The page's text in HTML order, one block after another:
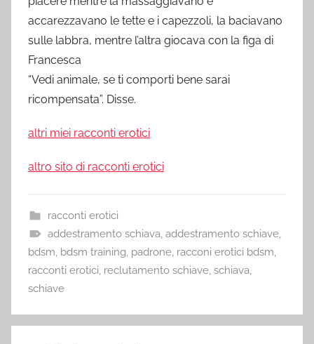
accarezzavano le tette e i capezzoli, la baciavano
sulle labbra, mentre l’altra giocava con la figa di
Francesca
“Vedi animale, se ti comporti bene sarai
ricompensata”. Disse.
altri miei racconti erotici
altro sito di racconti erotici
racconti erotici
addestramento schiava addestramento schiave,
bdsm bdsm training padrone racconi erotici bdsm
racconti erotici reclutamento schiave schiava
schiave